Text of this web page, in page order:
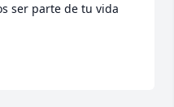
ser parte de tu vida